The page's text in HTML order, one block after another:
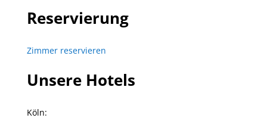
Reservierung
Zimmer reservieren
Unsere Hotels
Köln: